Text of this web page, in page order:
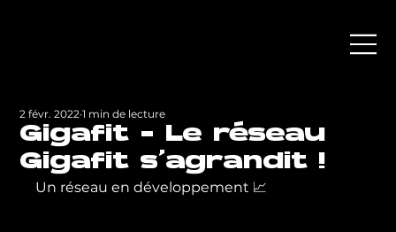
Gigafit - Le réseau
Gigafit s'agrandit !
2 févr. 2022 1 min de lecture
Un réseau en développement 📈